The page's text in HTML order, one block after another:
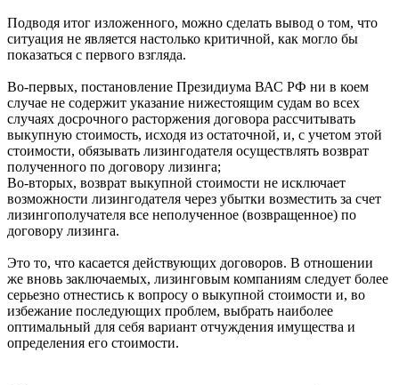
Подводя итог изложенного, можно сделать вывод о том, что
ситуация не является настолько критичной, как могло бы
показаться с первого взгляда.
Во-первых, постановление Президиума ВАС РФ ни в коем
случае не содержит указание нижестоящим судам во всех
случаях досрочного расторжения договора рассчитывать
выкупную стоимость, исходя из остаточной, и, с учетом этой
стоимости, обязывать лизингодателя осуществлять возврат
полученного по договору лизинга;
Во-вторых, возврат выкупной стоимости не исключает
возможности лизингодателя через убытки возместить за счет
лизингополучателя все неполученное (возвращенное) по
договору лизинга.
Это то, что касается действующих договоров. В отношении
же вновь заключаемых, лизинговым компаниям следует более
серьезно отнестись к вопросу о выкупной стоимости и, во
избежание последующих проблем, выбрать наиболее
оптимальный для себя вариант отчуждения имущества и
определения его стоимости.